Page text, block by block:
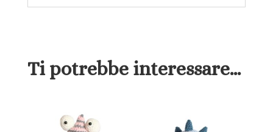
Ti potrebbe interessare…